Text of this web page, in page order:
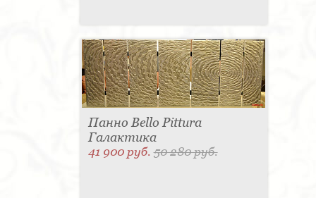
Панно Bello Pittura
Галактика
41 900 руб.50 280 руб.